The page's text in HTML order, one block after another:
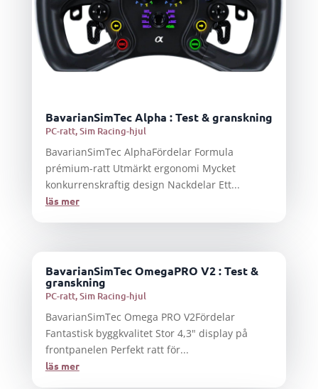
BavarianSimTec Alpha : Test & granskning
PC-ratt,Sim Racing-hjul
BavarianSimTec AlphaFördelar Formula
prémium-ratt Utmärkt ergonomi Mycket
konkurrenskraftig design Nackdelar Ett...
läs mer
BavarianSimTec OmegaPRO V2 : Test &
granskning
PC-ratt,Sim Racing-hjul
BavarianSimTec Omega PRO V2Fördelar
Fantastisk byggkvalitet Stor 4,3" display på
frontpanelen Perfekt ratt för...
läs mer